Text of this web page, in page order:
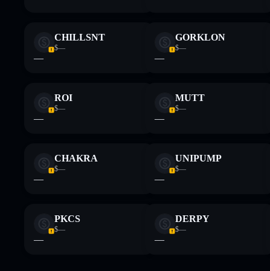
CHILLSNT
$—
—
GORKLON
$—
—
ROI
$—
—
MUTT
$—
—
CHAKRA
$—
—
UNIPUMP
$—
—
PKCS
$—
—
DERPY
$—
—